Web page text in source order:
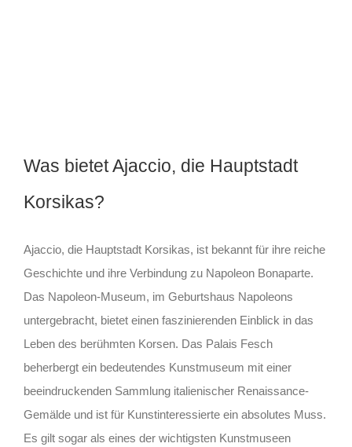
Was bietet Ajaccio, die Hauptstadt
Korsikas?
Ajaccio, die Hauptstadt Korsikas, ist bekannt für ihre reiche
Geschichte und ihre Verbindung zu Napoleon Bonaparte.
Das Napoleon-Museum, im Geburtshaus Napoleons
untergebracht, bietet einen faszinierenden Einblick in das
Leben des berühmten Korsen. Das Palais Fesch
beherbergt ein bedeutendes Kunstmuseum mit einer
beeindruckenden Sammlung italienischer Renaissance-
Gemälde und ist für Kunstinteressierte ein absolutes Muss.
Es gilt sogar als eines der wichtigsten Kunstmuseen